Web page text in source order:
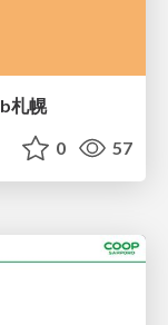
札幌
0 57